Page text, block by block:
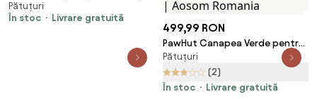
maro, 80 x 50 x 40 cm, piele
ecologică
Pătuțuri
În stoc
Livrare gratuită
499,99 RON
PawHut Canapea Verde pentru
Câini Mijlocii-Mari, Suportă
până la 32 kg, Tesatura
Detasabila și Lavabilă, Confort
Pătuțuri
(2)
În stoc
Livrare gratuită